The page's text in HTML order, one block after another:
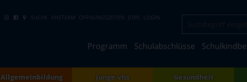
SUCHE VHSTEAM ÖFFNUNGSZEITEN JOBS LOGIN
Programm Schulabschlüsse
Allgemeinbildung junge vhs Gesundheit